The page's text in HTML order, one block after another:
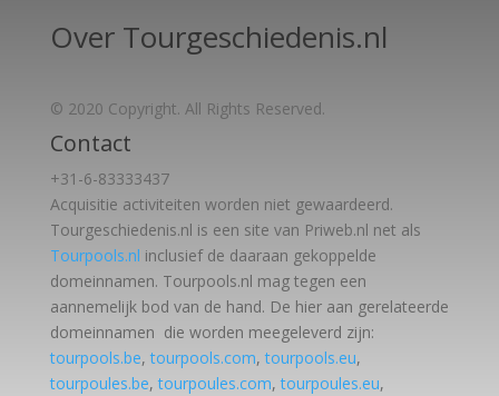
Over Tourgeschiedenis.nl
© 2020 Copyright. All Rights Reserved.
Contact
+31-6-83333437
Acquisitie activiteiten worden niet gewaardeerd.
Tourgeschiedenis.nl is een site van Priweb.nl net als
Tourpools.nl inclusief de daaraan gekoppelde
domeinnamen. Tourpools.nl mag tegen een
aannemelijk bod van de hand. De hier aan gerelateerde
domeinnamen die worden meegeleverd zijn:
tourpools.be,tourpools.com,tourpools.eu,
tourpoules.be,tourpoules.com,tourpoules.eu,